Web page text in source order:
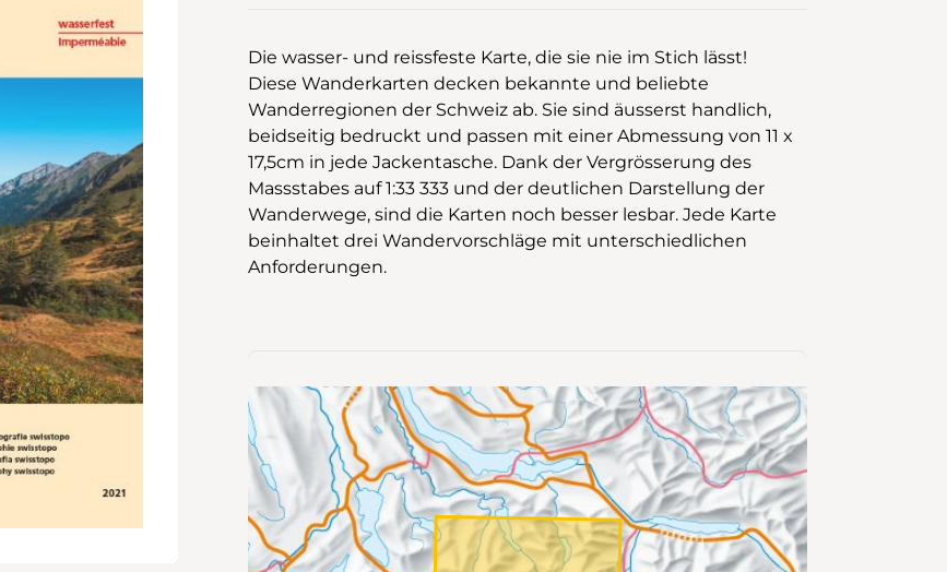
Die wasser- und reissfeste Karte, die sie nie im Stich lässt!
Diese Wanderkarten decken bekannte und beliebte
Wanderregionen der Schweiz ab. Sie sind äusserst handlich,
beidseitig bedruckt und passen mit einer Abmessung von 11 x
17,5cm in jede Jackentasche. Dank der Vergrösserung des
Massstabes auf 1:33 333 und der deutlichen Darstellung der
Wanderwege, sind die Karten noch besser lesbar. Jede Karte
beinhaltet drei Wandervorschläge mit unterschiedlichen
Anforderungen.